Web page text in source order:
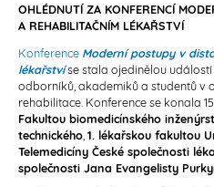
OHLÉDNUTÍ ZA KONFERENCÍ
A REHABILITAČNÍM LÉKAŘSTVÍ
Konference Moderní postupy v
lékařstvíse stala ojedinělou
odborníků, akademiků a studentů v
rehabilitace. Konference se konala
Fakultou biomedicínského
technického,1. lékařskou fakultou
Telemedicíny České společnosti
společnosti Jana Evangelisty